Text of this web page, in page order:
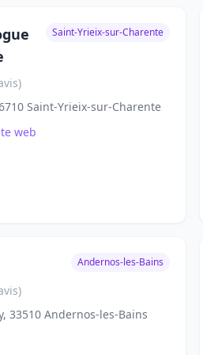
Saint-Yrieix-sur-Charente
Saint-Yrieix-sur-Charente
web
Andernos-les-Bains
33510 Andernos-les-Bains